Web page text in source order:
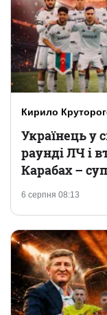
Кирило
6 серпня 08:13
Українець у
раунді ЛЧ і
Карабах –